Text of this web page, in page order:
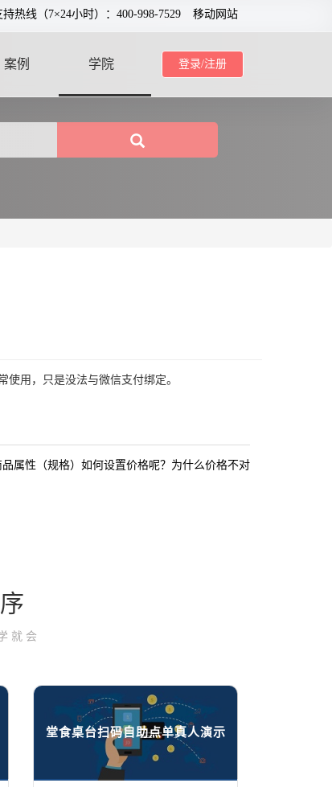
持热线（7×24小时）：400-998-7529 移动网站
登录/注册
案例 学院
用，只是没法与微信支付绑定。
属性（规格）如何设置价格呢？为什么价格不对
就会
堂食桌台扫码自助点单真人演示